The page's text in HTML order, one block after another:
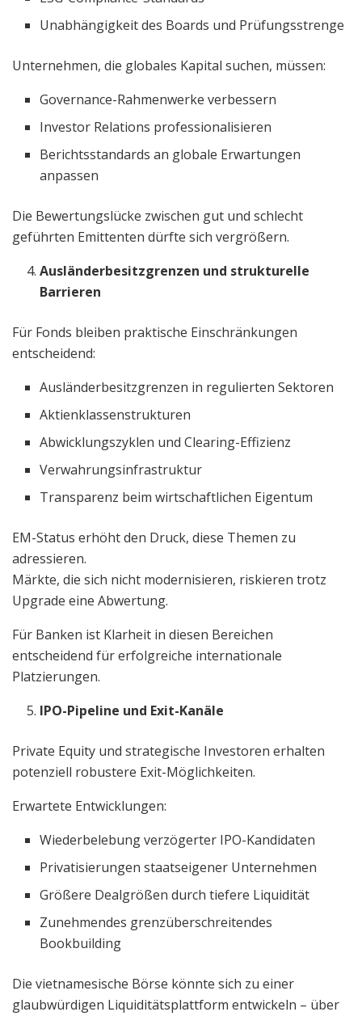
Unabhängigkeit des Boards und Prüfungsstrenge
Unternehmen, die globales Kapital suchen, müssen:
Governance-Rahmenwerke verbessern
Investor Relations professionalisieren
Berichtsstandards an globale Erwartungen
anpassen
Die Bewertungslücke zwischen gut und schlecht
geführten Emittenten dürfte sich vergrößern.
Ausländerbesitzgrenzen und strukturelle
Barrieren
Für Fonds bleiben praktische Einschränkungen
entscheidend:
Ausländerbesitzgrenzen in regulierten Sektoren
Aktienklassenstrukturen
Abwicklungszyklen und Clearing-Effizienz
Verwahrungsinfrastruktur
Transparenz beim wirtschaftlichen Eigentum
EM-Status erhöht den Druck, diese Themen zu
adressieren.
Märkte, die sich nicht modernisieren, riskieren trotz
Upgrade eine Abwertung.
Für Banken ist Klarheit in diesen Bereichen
entscheidend für erfolgreiche internationale
Platzierungen.
IPO-Pipeline und Exit-Kanäle
Private Equity und strategische Investoren erhalten
potenziell robustere Exit-Möglichkeiten.
Erwartete Entwicklungen:
Wiederbelebung verzögerter IPO-Kandidaten
Privatisierungen staatseigener Unternehmen
Größere Dealgrößen durch tiefere Liquidität
Zunehmendes grenzüberschreitendes
Bookbuilding
Die vietnamesische Börse könnte sich zu einer
glaubwürdigen Liquiditätsplattform entwickeln – über